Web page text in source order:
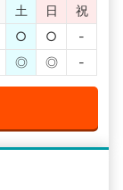
土 日
祝
○ ○
-
◎ ◎ -